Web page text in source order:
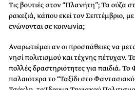
Τις βουτιές στον “Πλανήτη”; Τα ούζα
ρακεζιά, κάπου εκεί τον Σεπτέμβριο,
ενώνονται σε κοινωνία;
Αναρωτιέμαι αν οι προσπάθειες να
νησί πολιτισμού και τέχνης πέτυχαν.
πολλές δραστηριότητες για παιδιά. Το
παλαιότερα το “Ταξίδι στο